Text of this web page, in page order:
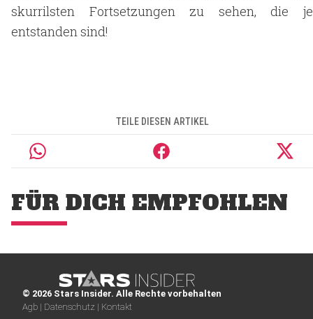
skurrilsten Fortsetzungen zu sehen, die je
entstanden sind!
TEILE DIESEN ARTIKEL
FÜR DICH EMPFOHLEN
© 2026 Stars Insider. Alle Rechte vorbehalten
Agb | Datenschutz | Kontakt